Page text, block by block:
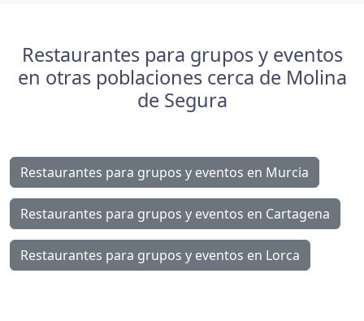
Restaurantes para grupos y eventos
en otras poblaciones cerca de Molina
de Segura
Restaurantes para grupos y eventos en Murcia
Restaurantes para grupos y eventos en Cartagena
Restaurantes para grupos y eventos en Lorca